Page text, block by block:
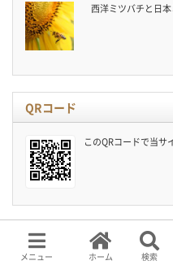
西洋ミツバチと日
QRコード
このQRコードで当サ
はちみつ大学設立のきっかけ
メニュー ホーム 検索